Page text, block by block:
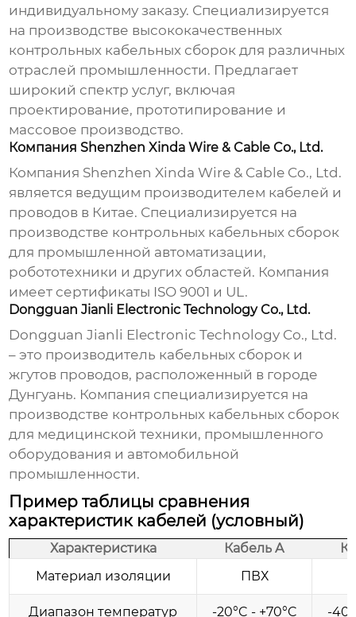
индивидуальному заказу. Специализируется
на производстве высококачественных
контрольных кабельных сборок для различных
отраслей промышленности. Предлагает
широкий спектр услуг, включая
проектирование, прототипирование и
массовое производство.
Компания Shenzhen Xinda Wire & Cable Co., Ltd.
Компания Shenzhen Xinda Wire & Cable Co., Ltd.
является ведущим производителем кабелей и
проводов в Китае. Специализируется на
производстве контрольных кабельных сборок
для промышленной автоматизации,
робототехники и других областей. Компания
имеет сертификаты ISO 9001 и UL.
Dongguan Jianli Electronic Technology Co., Ltd.
Dongguan Jianli Electronic Technology Co., Ltd.
– это производитель кабельных сборок и
жгутов проводов, расположенный в городе
Дунгуань. Компания специализируется на
производстве контрольных кабельных сборок
для медицинской техники, промышленного
оборудования и автомобильной
промышленности.
Пример таблицы сравнения
характеристик кабелей (условный)
Характеристика Кабель A
Материал изоляции
ПВХ
Диапазон температур -20°C - +70°C -